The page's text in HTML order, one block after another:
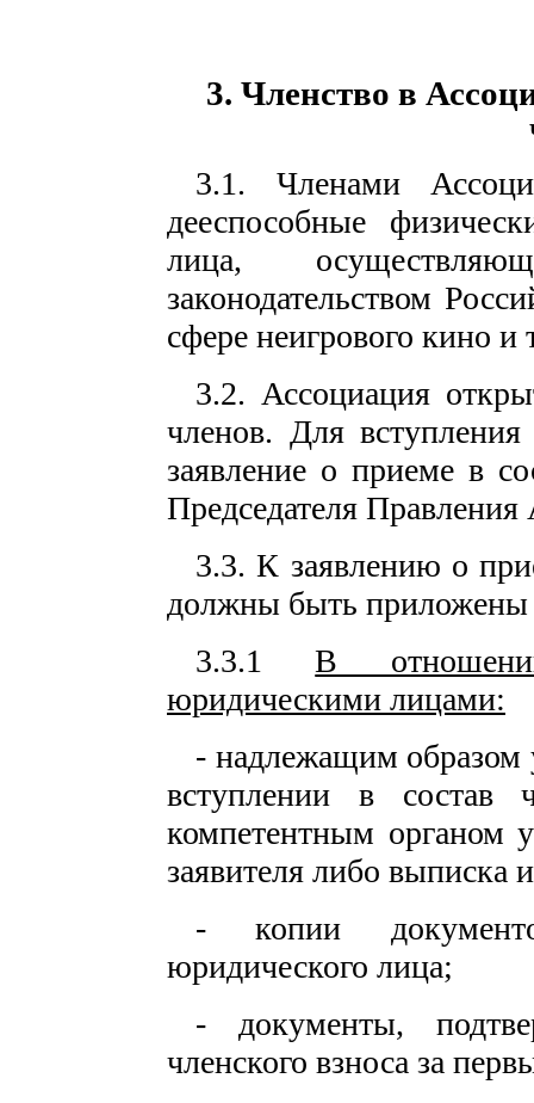
3. Членство в
3.1. Членами
дееспособные
лица,
законодательством
сфере неигрового кино и
3.2. Ассоциация
членов. Для
заявление о приеме в
Председателя
3.3. К заявлению о
должны быть
3.3.1В
юридическими лицами:
- надлежащим образом
вступлении в состав
компетентным органом
заявителя либо выписка
- копии
юридического лица;
- документы,
членского взноса за